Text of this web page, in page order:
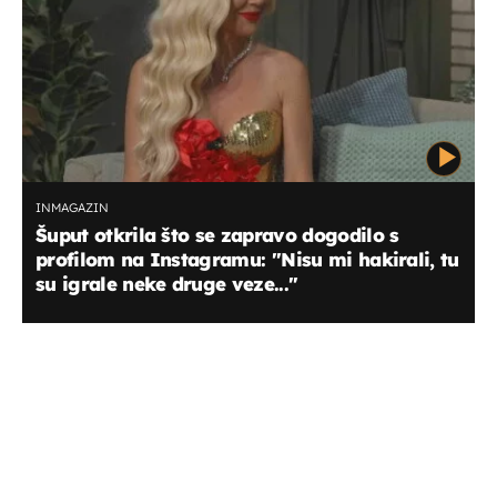
INMAGAZIN
Šuput otkrila što se zapravo dogodilo s
profilom na Instagramu: ''Nisu mi hakirali, tu
su igrale neke druge veze...''